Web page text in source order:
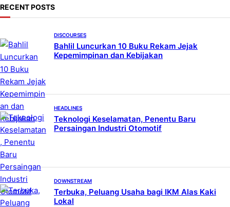
h
RECENT POSTS
DISCOURSES
Bahlil Luncurkan 10 Buku Rekam Jejak
Kepemimpinan dan Kebijakan
HEADLINES
Teknologi Keselamatan, Penentu Baru
Persaingan Industri Otomotif
DOWNSTREAM
Terbuka, Peluang Usaha bagi IKM Alas Kaki
Lokal